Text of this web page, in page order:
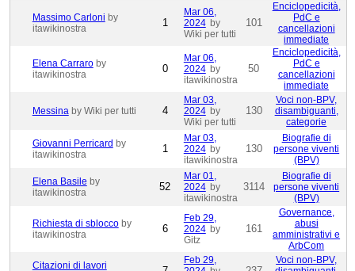
Massimo Carloni by
itawikinostra
1
Mar 06,
2024 by
Wiki per tutti
101
Enciclopedicità,
PdC e
cancellazioni
immediate
Elena Carraro by
itawikinostra
0
Mar 06,
2024 by
itawikinostra
50
Enciclopedicità,
PdC e
cancellazioni
immediate
Messina by Wiki per tutti 4
Mar 03,
2024 by
Wiki per tutti
130
Voci non-BPV,
disambiguanti,
categorie
Giovanni Perricard by
itawikinostra
1
Mar 03,
2024 by
itawikinostra
130
Biografie di
persone viventi
(BPV)
Elena Basile by
itawikinostra
52
Mar 01,
2024 by
itawikinostra
3114
Biografie di
persone viventi
(BPV)
Richiesta di sblocco by
itawikinostra
6
Feb 29,
2024 by
Gitz
161
Governance,
abusi
amministrativi e
ArbCom
Citazioni di lavori
Feb 29,
Voci non-BPV,